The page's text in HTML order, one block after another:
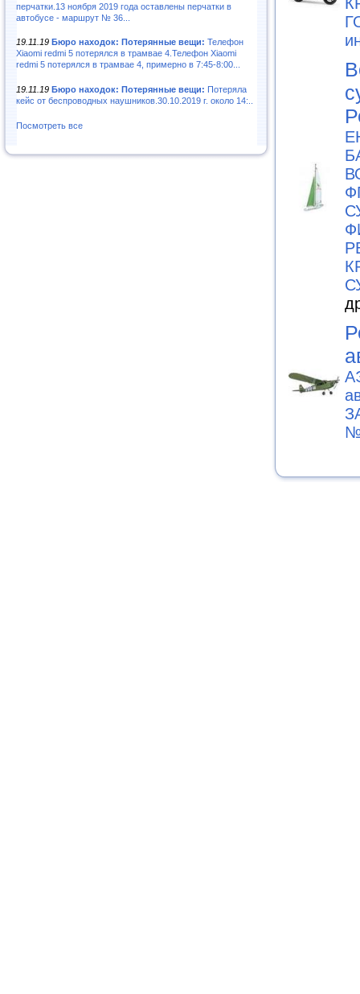
перчатки.13 ноября 2019 года оставлены перчатки в
автобусе - маршрут № 36...
19.11.19 Бюро находок: Потерянные вещи: Телефон
Xiaomi redmi 5 потерялся в трамвае 4.Телефон Xiaomi
redmi 5 потерялся в трамвае 4, примерно в 7:45-8:00...
19.11.19 Бюро находок: Потерянные вещи: Потеряла
кейс от беспроводных наушников.30.10.2019 г. около 14:..
Посмотреть все
№